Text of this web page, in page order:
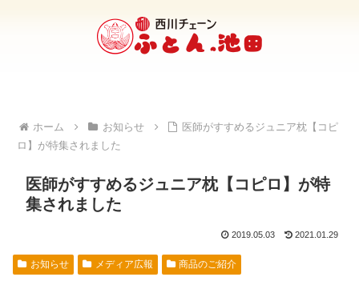
ホーム お知らせ
医師がすすめるジュニア枕【コピ
ロ】が特集されました
医師がすすめるジュニア枕【コピロ】が特
集されました
2019.05.03 2021.01.29
お知らせ メディア広報 商品のご紹介